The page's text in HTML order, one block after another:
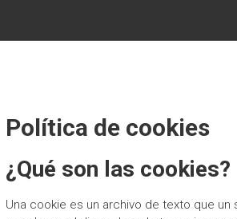
contenido
Política de cookies
¿Qué son las cookies?
Una cookie es un archivo de texto que un